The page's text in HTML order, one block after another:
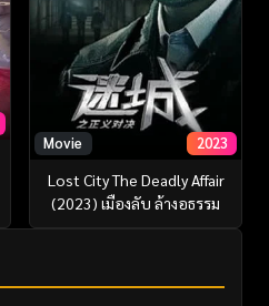
Movie 2023
Lost City The Deadly Affair
(2023) เมืองลับ ล้างอธรรม